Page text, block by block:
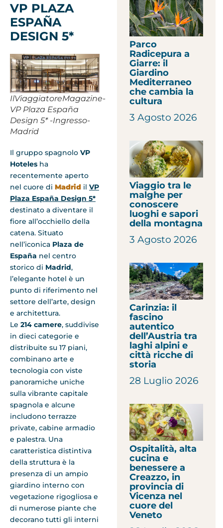
VP PLAZA
ESPAÑA
DESIGN 5*
IlViaggiatoreMagazine-
VP Plaza España
Design 5* -Ingresso-
Madrid
Il gruppo spagnolo VP
Hoteles ha
recentemente aperto
nel cuore di Madrid il VP
Plaza España Design 5*
destinato a diventare il
fiore all’occhiello della
catena. Situato
nell’iconica Plaza de
España nel centro
storico di Madrid,
l’elegante hotel è un
punto di riferimento nel
settore dell’arte, design
e architettura.
Le 214 camere, suddivise
in dieci categorie e
distribuite su 17 piani,
combinano arte e
tecnologia con viste
panoramiche uniche
sulla vibrante capitale
spagnola e alcune
includono terrazze
private, cabine armadio
e palestra. Una
caratteristica distintiva
della struttura è la
presenza di un ampio
giardino interno con
vegetazione rigogliosa e
di numerose piante che
decorano tutti gli interni
Parco
Radicepura a
Giarre: il
Giardino
Mediterraneo
che cambia la
cultura
3 Agosto 2026
Viaggio tra le
malghe per
conoscere
luoghi e sapori
della montagna
3 Agosto 2026
Carinzia: il
fascino
autentico
dell’Austria tra
laghi alpini e
città ricche di
storia
28 Luglio 2026
Ospitalità, alta
cucina e
benessere a
Creazzo, in
provincia di
Vicenza nel
cuore del
Veneto